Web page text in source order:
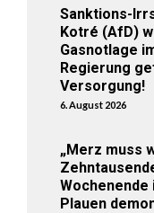
Sanktions-
Kotré (AfD)
Gasnotlage
Regierung
Versorgung!
6. August 2026
„Merz muss
Plauen